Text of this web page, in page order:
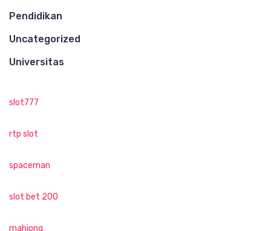
Pendidikan
Uncategorized
Universitas
slot777
rtp slot
spaceman
slot bet 200
mahjong